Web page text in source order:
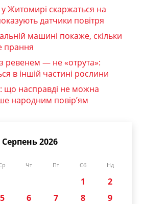
у Житомирі скаржаться на
датчики повітря
машині покаже, скільки
прання
ревенем — не «отрута»:
в іншій частині рослини
що насправді не можна
народним повір’ям
Серпень 2026
Чт Пт Сб Нд
1
2
5 6 7 8
9